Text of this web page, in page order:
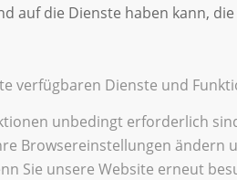
auf die Dienste haben kann,
verfügbaren Dienste und
unbedingt erforderlich
Browsereinstellungen ändern
Sie unsere Website erneut